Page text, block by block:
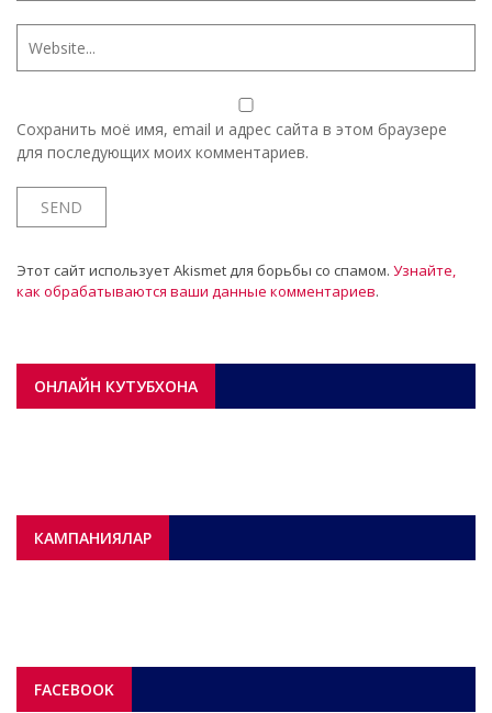
Сохранить моё имя, email и адрес сайта в этом браузере
для последующих моих комментариев.
Этот сайт использует Akismet для борьбы со спамом. Узнайте,
как обрабатываются ваши данные комментариев.
ОНЛАЙН КУТУБХОНА
КАМПАНИЯЛАР
FACEBOOK